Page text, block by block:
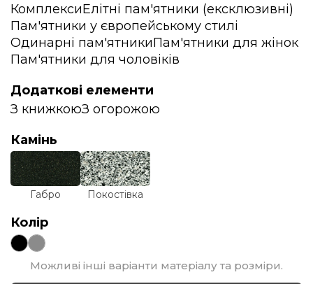
КомплексиЕлітні пам'ятники (ексклюзивні)
Пам'ятники у європейському стилі
Одинарні пам'ятникиПам'ятники для жінок
Пам'ятники для чоловіків
Додаткові елементи
З книжкоюЗ огорожою
Камінь
Габро Покостівка
Колір
Можливі інші варіанти матеріалу та розміри.